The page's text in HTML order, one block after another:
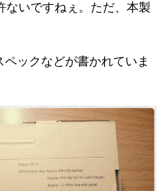
ないですねぇ。ただ、本製
ックなどが書かれていま